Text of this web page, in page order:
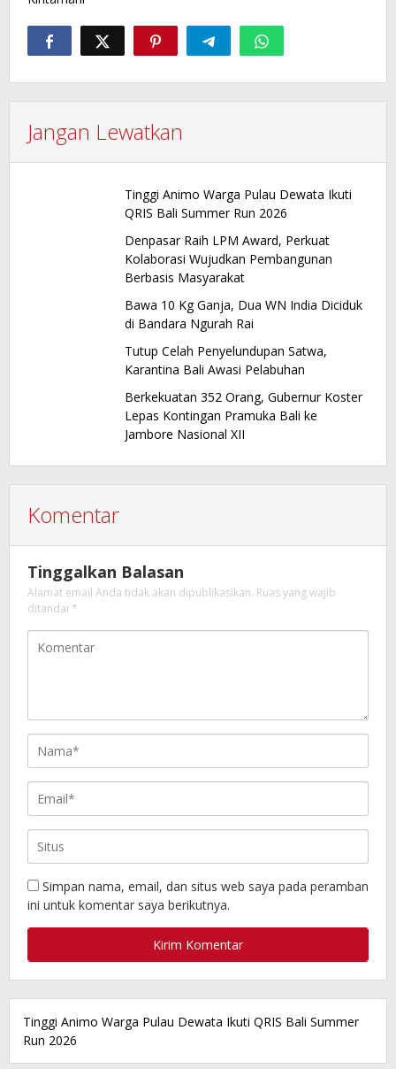
Jangan Lewatkan
Tinggi Animo Warga Pulau Dewata Ikuti
QRIS Bali Summer Run 2026
Denpasar Raih LPM Award, Perkuat
Kolaborasi Wujudkan Pembangunan
Berbasis Masyarakat
Bawa 10 Kg Ganja, Dua WN India Diciduk
di Bandara Ngurah Rai
Tutup Celah Penyelundupan Satwa,
Karantina Bali Awasi Pelabuhan
Berkekuatan 352 Orang, Gubernur Koster
Lepas Kontingan Pramuka Bali ke
Jambore Nasional XII
Komentar
Tinggalkan Balasan
Alamat email Anda tidak akan dipublikasikan. Ruas yang wajib
ditandai *
Simpan nama, email, dan situs web saya pada peramban
ini untuk komentar saya berikutnya.
Tinggi Animo Warga Pulau Dewata Ikuti QRIS Bali Summer
Run 2026